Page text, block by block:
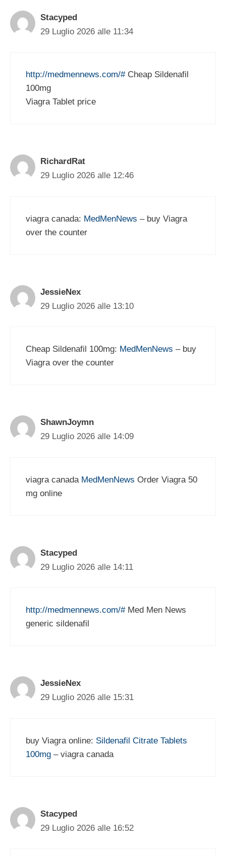
Stacyped
29 Luglio 2026 alle 11:34
http://medmennews.com/#Cheap Sildenafil
100mg
Viagra Tablet price
RichardRat
29 Luglio 2026 alle 12:46
viagra canada: MedMenNews – buy Viagra
over the counter
JessieNex
29 Luglio 2026 alle 13:10
Cheap Sildenafil 100mg: MedMenNews – buy
Viagra over the counter
ShawnJoymn
29 Luglio 2026 alle 14:09
viagra canada MedMenNews Order Viagra 50
mg online
Stacyped
29 Luglio 2026 alle 14:11
http://medmennews.com/#Med Men News
generic sildenafil
JessieNex
29 Luglio 2026 alle 15:31
buy Viagra online: Sildenafil Citrate Tablets
100mg – viagra canada
Stacyped
29 Luglio 2026 alle 16:52